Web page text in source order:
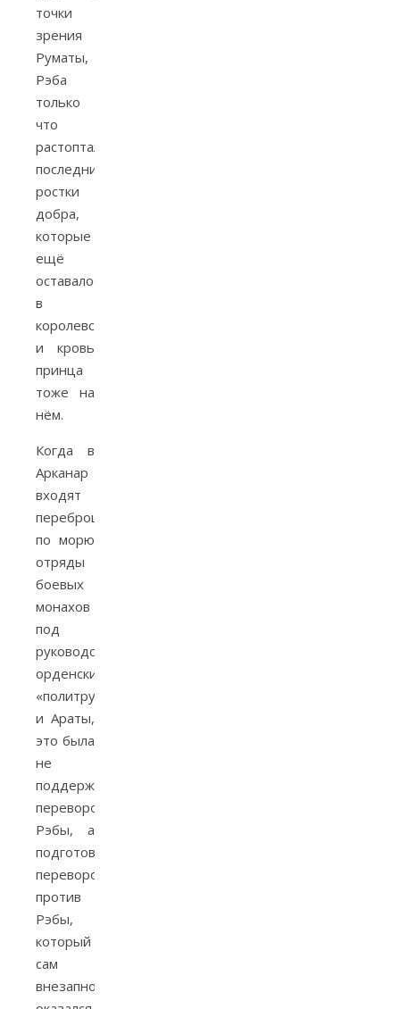
точки
зрения
Руматы,
Рэба
только
что
растоптал
последние
ростки
добра,
которые
ещё
оставалось
в
королевстве,
и кровь
принца
тоже на
нём.
Когда в
Арканар
входят
переброшенные
по морю
отряды
боевых
монахов
под
руководством
орденских
«политруков»
и Араты,
это была
не
поддержка
переворота
Рэбы, а
подготовка
переворота
против
Рэбы,
который
сам
внезапно